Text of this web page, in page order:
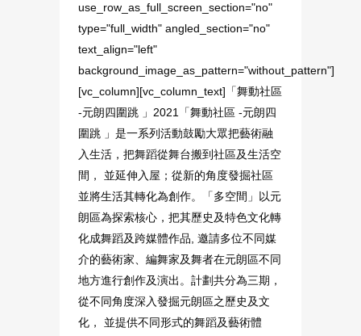
use_row_as_full_screen_section="no"
type="full_width" angled_section="no"
text_align="left"
background_image_as_pattern="without_pattern"]
[vc_column][vc_column_text]「舞動社區
-元朗四圍跳 」2021「舞動社區 -元朗四
圍跳 」是一系列活動鼓勵大眾把藝術融
入生活，把舞蹈從舞台搬到社區及生活空
間， 並延伸入屋；從新的角度發掘社區
並將生活其轉化為創作。「多空間」以元
朗區為探索核心，把其歷史及特色文化轉
化成舞蹈及跨媒體作品, 邀請多位不同媒
介的藝術家、編舞家及舞者在元朗區不同
地方進行創作及演出。計劃共分為三期，
從不同角度深入發掘元朗區之歷史及文
化， 並提供不同形式的舞蹈及藝術體